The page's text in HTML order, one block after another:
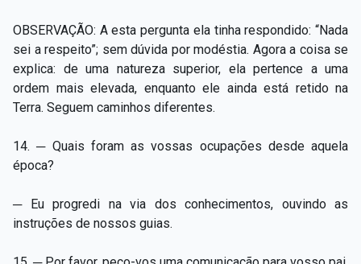
OBSERVAÇÃO: A esta pergunta ela tinha respondido: “Nada
sei a respeito”; sem dúvida por modéstia. Agora a coisa se
explica: de uma natureza superior, ela pertence a uma
ordem mais elevada, enquanto ele ainda está retido na
Terra. Seguem caminhos diferentes.
14. ─ Quais foram as vossas ocupações desde aquela
época?
─ Eu progredi na via dos conhecimentos, ouvindo as
instruções de nossos guias.